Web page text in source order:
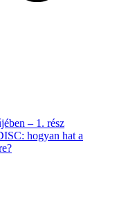
– 1. rész
hogyan hat a